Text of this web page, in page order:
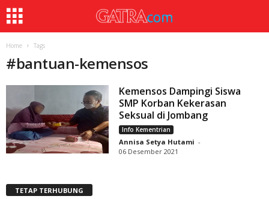
Home Tags
#bantuan-kemensos
Kemensos Dampingi Siswa
SMP Korban Kekerasan
Seksual di Jombang
Info Kementrian
Annisa Setya Hutami -
06 Desember 2021
TETAP TERHUBUNG